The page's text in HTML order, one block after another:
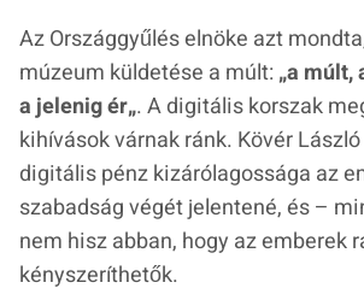
Az Országgyűlés elnöke azt
múzeum küldetése a múlt:„a múlt,
a jelenig ér„. A digitális korszak
kihívások várnak ránk. Kövér
digitális pénz kizárólagossága az
szabadság végét jelentené, és –
nem hisz abban, hogy az emberek
kényszeríthetők.